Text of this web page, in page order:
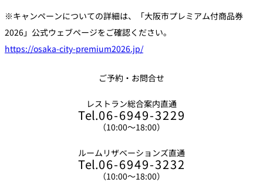
※キャンペーンについての詳細は、「大阪市プレミアム付商品券
2026」公式ウェブページをご確認ください。
https://osaka-city-premium2026.jp/
ご予約・お問合せ
レストラン総合案内直通
Tel.06-6949-3229
（10:00～18:00）
ルームリザベーションズ直通
Tel.06-6949-3232
（10:00～18:00）